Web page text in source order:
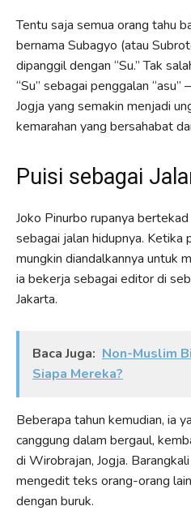
Tentu saja semua orang tahu
bernama Subagyo (atau
dipanggil dengan “Su.” Tak
“Su” sebagai penggalan
Jogja yang semakin menjadi
kemarahan yang bersahabat
Puisi sebagai
Joko Pinurbo rupanya
sebagai jalan hidupnya. Ketika
mungkin diandalkannya untuk
ia bekerja sebagai editor di
Jakarta.
Baca Juga: Non-Muslim
Siapa Mereka?
Beberapa tahun kemudian, ia
canggung dalam bergaul,
di Wirobrajan, Jogja.
mengedit teks orang-orang
dengan buruk.